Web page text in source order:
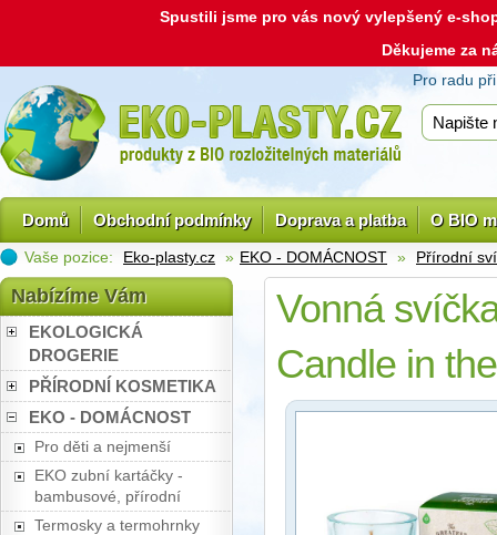
Spustili jsme pro vás nový vylepšený e-
Děkujeme za
Pro radu
Domů Obchodní podmínky Doprava a platba O BIO
Vaše pozice: Eko-plasty.cz » EKO - DOMÁCNOST » Přírodní
Nabízíme Vám
EKOLOGICKÁ
DROGERIE
PŘÍRODNÍ KOSMETIKA
EKO - DOMÁCNOST
Pro děti a nejmenší
EKO zubní kartáčky -
bambusové, přírodní
Termosky a termohrnky
Vonná
Candle in